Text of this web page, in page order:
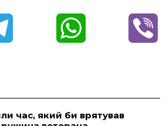
e t
час, який би врятував